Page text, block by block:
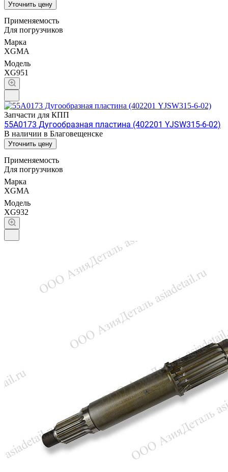
Уточнить цену
Применяемость
Для погрузчиков
Марка
XGMA
Модель
XG951
Запчасти для КПП
55A0173 Дугообразная пластина (402201 YJSW315-6-02)
В наличии в Благовещенске
Уточнить цену
Применяемость
Для погрузчиков
Марка
XGMA
Модель
XG932